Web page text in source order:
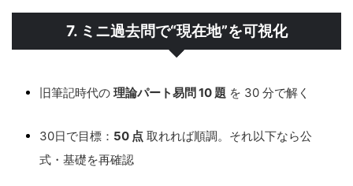
7. ミニ過去問で“現在地”を可視化
旧筆記時代の 理論パート易問 10 題 を 30 分で解く
30日で目標： 50 点 取れれば順調。それ以下なら公
式・基礎を再確認